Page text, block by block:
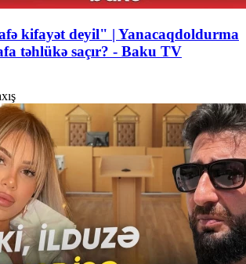
kifayət deyil" | Yanacaqdoldurma
təhlükə saçır? - Baku TV